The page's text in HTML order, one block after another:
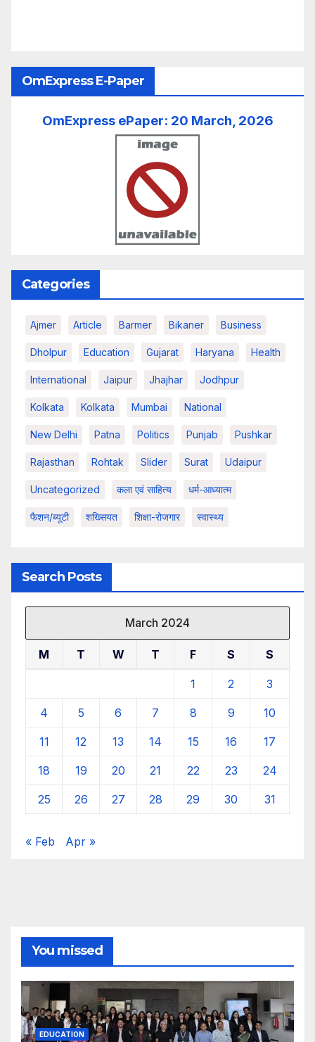
OmExpress E-Paper
OmExpress ePaper: 20 March, 2026
Categories
Ajmer Article Barmer Bikaner Business
Dholpur Education Gujarat Haryana Health
International Jaipur Jhajhar Jodhpur
Kolkata Kolkata Mumbai National
New Delhi Patna Politics Punjab Pushkar
Rajasthan Rohtak Slider Surat Udaipur
Uncategorized कला एवं साहित्य धर्म-आध्यात्म
फैशन/ब्यूटी शख्सियत शिक्षा-रोजगार स्वास्थ्य
Search Posts
March 2024
M T W T F S S
1 2 3
4 5 6 7 8 9 10
11 12 13 14 15 16 17
18 19 20 21 22 23 24
25 26 27 28 29 30 31
« Feb Apr »
You missed
EDUCATION